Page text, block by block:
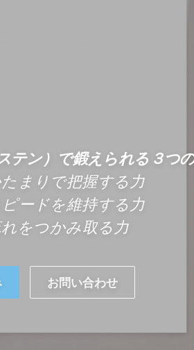
かっ
が足
テン）で鍛えられる３つ
まりで把握する力
ードを維持する力
をつかみ取る力
お問い合わせ